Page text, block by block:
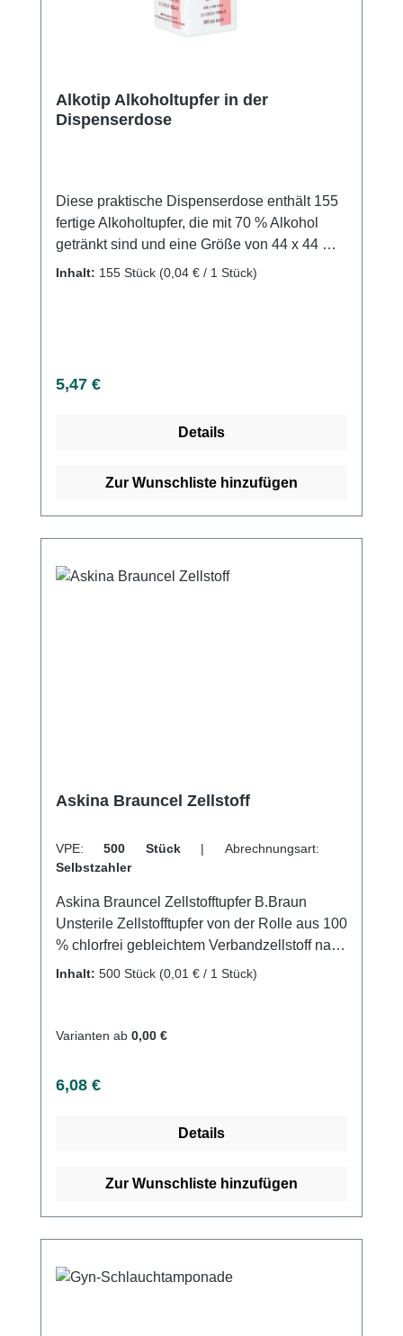
Alkotip Alkoholtupfer in der
Dispenserdose
Diese praktische Dispenserdose enthält 155
fertige Alkoholtupfer, die mit 70 % Alkohol
getränkt sind und eine Größe von 44 x 44 mm
aufweisen. Die Tupfer bieten eine effiziente
Injektionen oder Blutentnahmen sowie für die
Einfache, saubere und hygienische
Dispenserdose mit praktischem
in der Dispenserdose sind eine zuverlässige
Inhalt: 155 Stück (0,04 € / 1 Stück)
Regulärer Preis:
5,47 €
Details
Zur Wunschliste hinzufügen
Askina Brauncel Zellstoff
VPE: 500 Stück |
Abrechnungsart:
Selbstzahler
Askina Brauncel Zellstofftupfer B.Braun
Unsterile Zellstofftupfer von der Rolle aus 100
% chlorfrei gebleichtem Verbandzellstoff nach
DAB. Zur Hautreinigung vor Injektionen und
gebrauchsfertig vorgestanzt. Weitere
profitieren Sie von unserem schnellen
Inhalt: 500 Stück (0,01 € / 1 Stück)
Varianten ab 0,00 €
Regulärer Preis:
6,08 €
Details
Zur Wunschliste hinzufügen